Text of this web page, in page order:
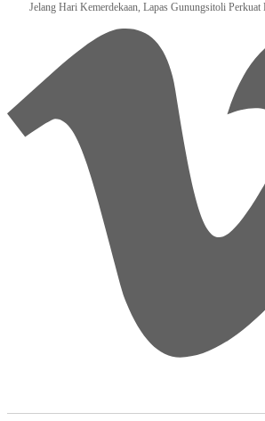
Jelang Hari Kemerdekaan, Lapas Gunungsitoli